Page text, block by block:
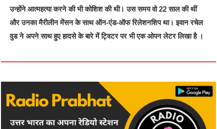
उन्होंने आत्महत्या करने की भी कोशिश की थी। उस समय वो 22 साल की थीं
और उनका मैरीलीन मेंसन के साथ ऑन-एंड-ऑफ रिलेशनशिप था। इवान रचेल
वुड ने अपने साथ हुए हादसे के बारे में ट्विटर पर भी एक ओपन लेटर लिखा है ।